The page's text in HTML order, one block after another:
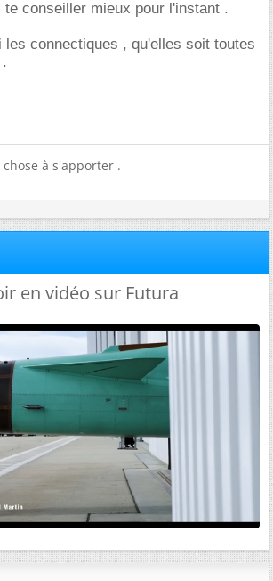
te conseiller mieux pour l'instant .
les connectiques , qu'elles soit toutes
à s'apporter .
en vidéo sur Futura